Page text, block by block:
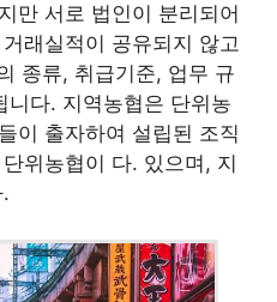
만 서로 법인이 분리되어
래실적이 공유되지 않고
종류, 취급기준, 업무 규
니다. 지역농협은 단위농
이 출자하여 설립된 조직
위농협이 다. 있으며, 지